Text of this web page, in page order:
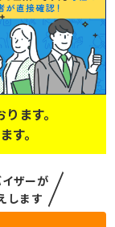
ます。
す。
ザーが
します